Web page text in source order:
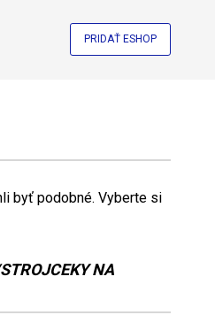
PRIDAŤ ESHOP
byť podobné. Vyberte si
NA